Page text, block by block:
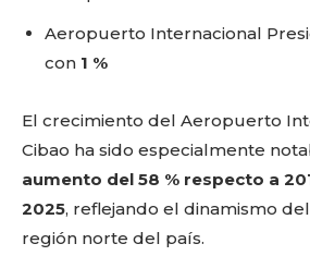
Aeropuerto Internacional
con 1 %
El crecimiento del Aeropuerto
Cibao ha sido especialmente
aumento del 58 % respecto a
2025, reflejando el dinamismo
región norte del país.